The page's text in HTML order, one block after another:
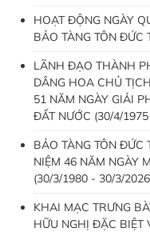
HOẠT ĐỘNG NGÀY
BẢO TÀNG TÔN
LÃNH ĐẠO THÀNH
DÂNG HOA CHỦ
51 NĂM NGÀY GIẢI
ĐẤT NƯỚC (30/4/
BẢO TÀNG TÔN ĐỨC
NIỆM 46 NĂM NGÀY
(30/3/1980 - 30/3/
KHAI MẠC TRƯNG
HỮU NGHỊ ĐẶC BIỆT